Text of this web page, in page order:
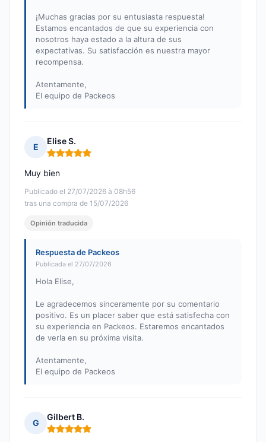
¡Muchas gracias por su entusiasta respuesta!
Estamos encantados de que su experiencia con
nosotros haya estado a la altura de sus
expectativas. Su satisfacción es nuestra mayor
recompensa.
Atentamente,
El equipo de Packeos
E
Elise S.
Nota: 5 de 5
Publicado el 27/07/2026 à 08h56
tras una compra de 15/07/2026
Muy bien
Opinión traducida
Respuesta de Packeos
Publicada el 27/07/2026
Hola Elise,
Le agradecemos sinceramente por su comentario
positivo. Es un placer saber que está satisfecha con
su experiencia en Packeos. Estaremos encantados
de verla en su próxima visita.
Atentamente,
El equipo de Packeos
G
Gilbert B.
Nota: 5 de 5